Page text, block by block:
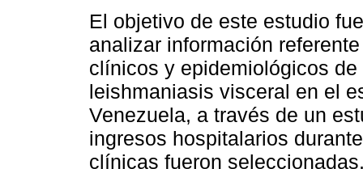
El objetivo de este estudio
analizar información
clínicos y epidemiológicos
leishmaniasis visceral en el
Venezuela, a través de un
ingresos hospitalarios
clínicas fueron